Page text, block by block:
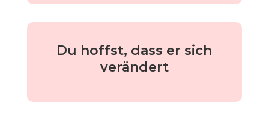
Du hoffst, dass er sich
verändert